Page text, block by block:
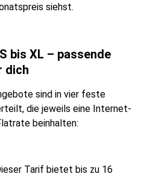
siehst.
bis XL – passende
dich
sind in vier feste
die jeweils eine Internet-
beinhalten:
Tarif bietet bis zu 16